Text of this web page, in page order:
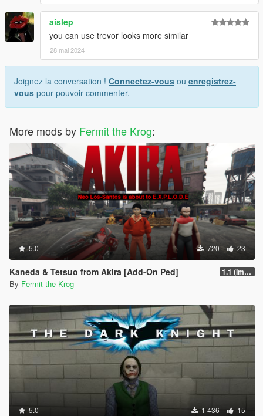
aislep
you can use trevor looks more similar
28 mai 2024
Joignez la conversation ! Connectez-vous ou enregistrez-
vous pour pouvoir commenter.
More mods by Fermit the Krog:
5.0 720 23
Kaneda & Tetsuo from Akira [Add-On Ped] 1.1 (Improved Tetsuo)
By Fermit the Krog
5.0 1 436 15